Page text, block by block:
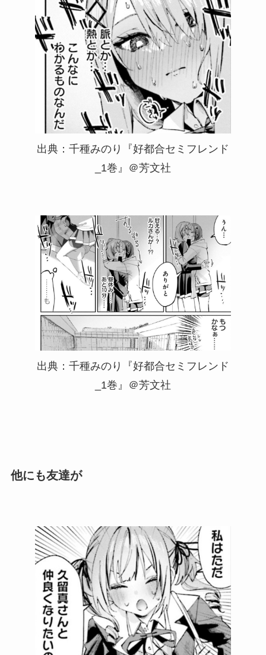
出典：千種みのり『好都合セミフレンド
_1巻』＠芳文社
出典：千種みのり『好都合セミフレンド
_1巻』＠芳文社
他にも友達が